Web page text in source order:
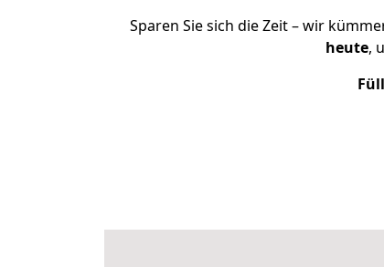
Sparen Sie sich die Zeit – wir
heute,